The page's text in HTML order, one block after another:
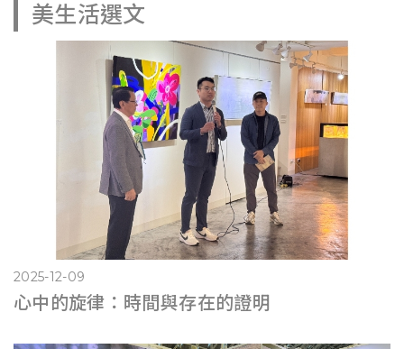
美生活選文
2025-12-09
心中的旋律：時間與存在的證明